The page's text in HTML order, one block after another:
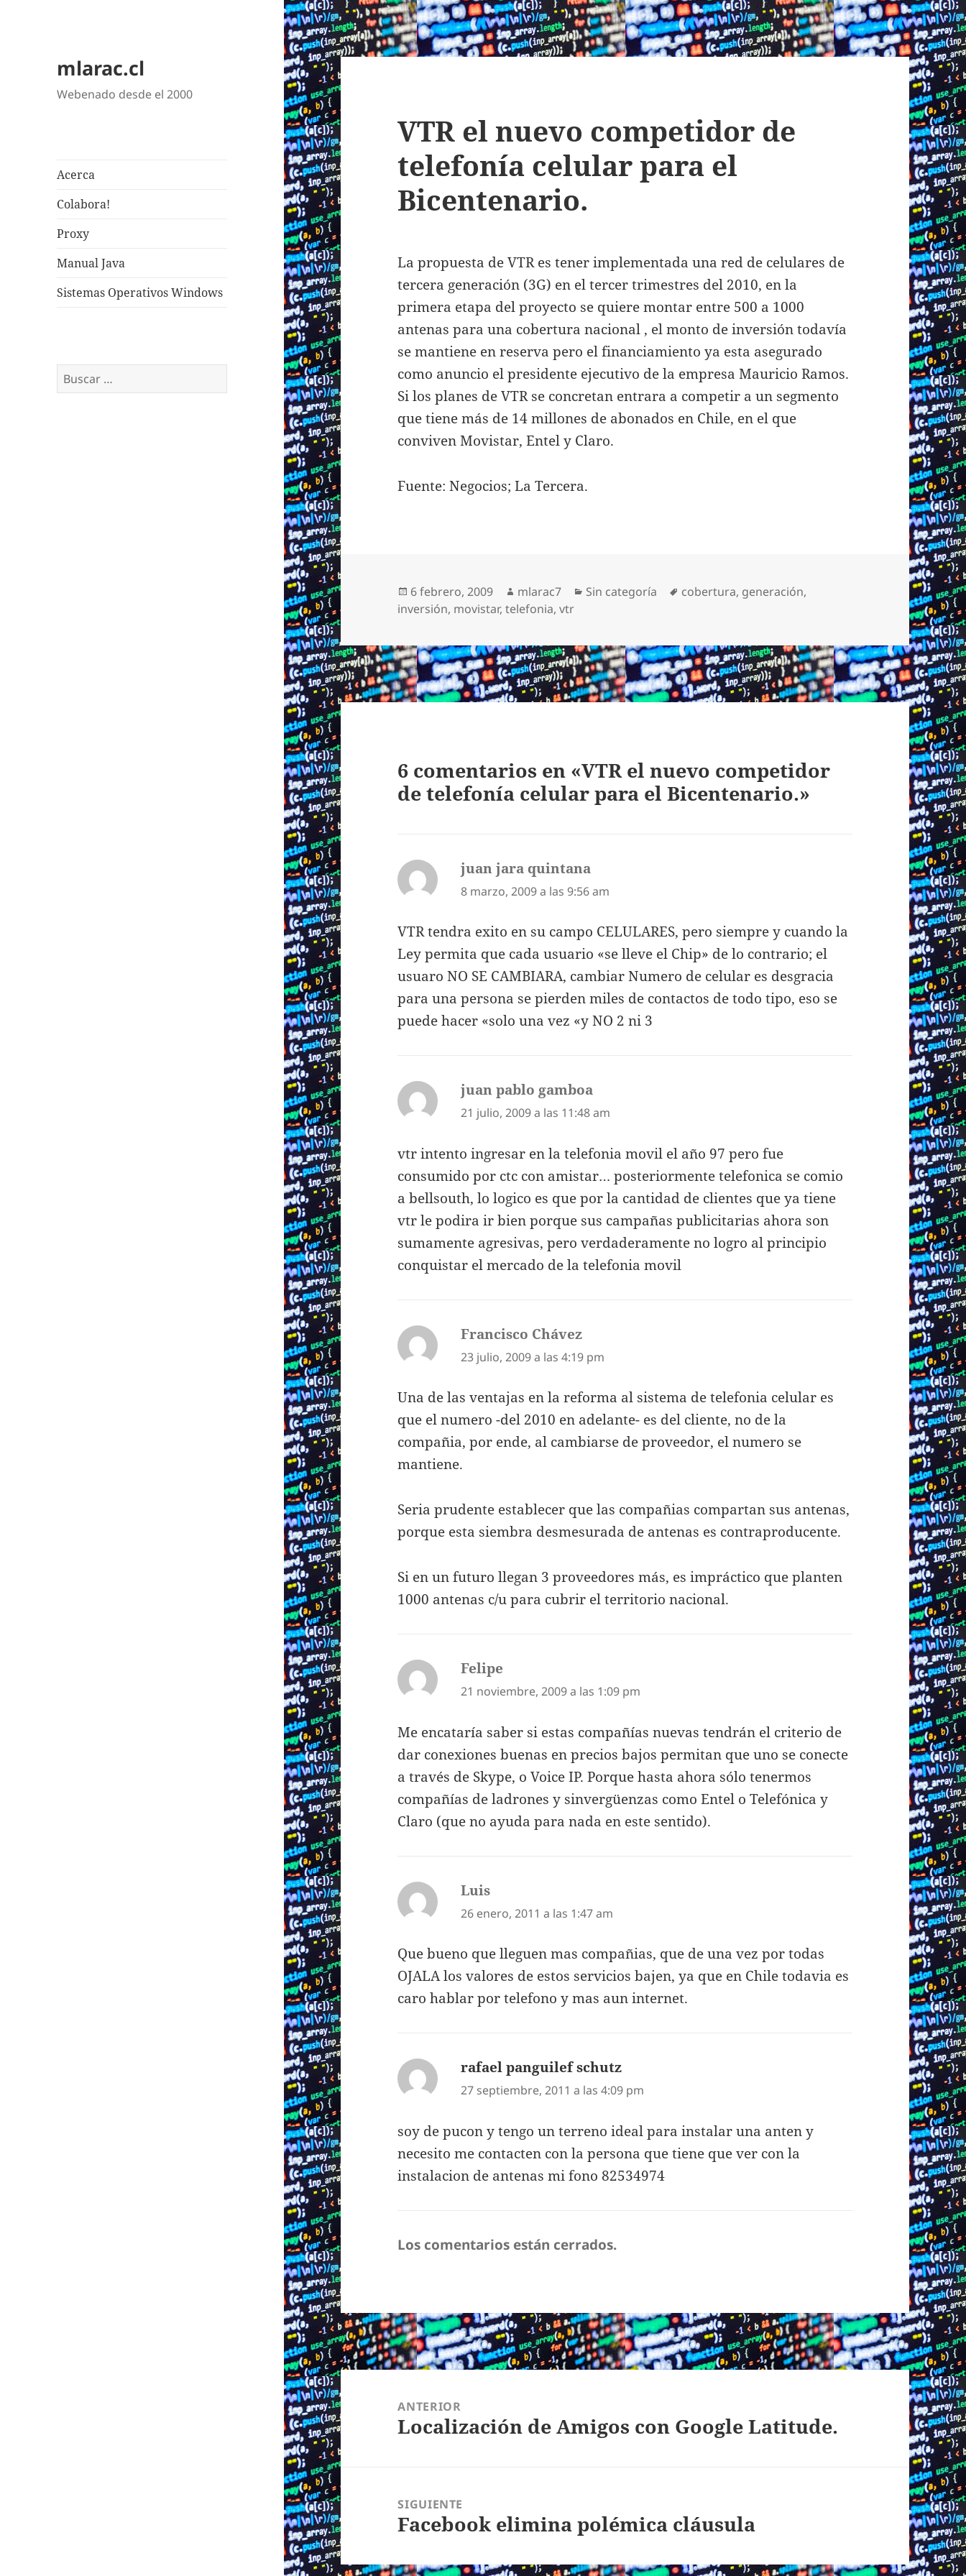
mlarac.cl
Webenado desde el 2000
Acerca
Colabora!
Proxy
Manual Java
Sistemas Operativos Windows
Buscar:
VTR el nuevo competidor de
telefonía celular para el
Bicentenario.
La propuesta de VTR es tener implementada una red de celulares de
tercera generación (3G) en el tercer trimestres del 2010, en la
primera etapa del proyecto se quiere montar entre 500 a 1000
antenas para una cobertura nacional , el monto de inversión todavía
se mantiene en reserva pero el financiamiento ya esta asegurado
como anuncio el presidente ejecutivo de la empresa Mauricio Ramos.
Si los planes de VTR se concretan entrara a competir a un segmento
que tiene más de 14 millones de abonados en Chile, en el que
conviven Movistar, Entel y Claro.
Fuente: Negocios; La Tercera.
Publicado
el
6 febrero, 2009 Autor
mlarac7 Categorías
Sin categoría Etiquetas
cobertura, generación,
inversión, movistar,telefonia,vtr
6 comentarios en «VTR el nuevo competidor
de telefonía celular para el Bicentenario.»
juan jara quintana
8 marzo, 2009 a las 9:56 am
VTR tendra exito en su campo CELULARES, pero siempre y cuando la
Ley permita que cada usuario «se lleve el Chip» de lo contrario; el
usuaro NO SE CAMBIARA, cambiar Numero de celular es desgracia
para una persona se pierden miles de contactos de todo tipo, eso se
puede hacer «solo una vez «y NO 2 ni 3
juan pablo gamboa
21 julio, 2009 a las 11:48 am
vtr intento ingresar en la telefonia movil el año 97 pero fue
consumido por ctc con amistar… posteriormente telefonica se comio
a bellsouth, lo logico es que por la cantidad de clientes que ya tiene
vtr le podira ir bien porque sus campañas publicitarias ahora son
sumamente agresivas, pero verdaderamente no logro al principio
conquistar el mercado de la telefonia movil
Francisco Chávez
23 julio, 2009 a las 4:19 pm
Una de las ventajas en la reforma al sistema de telefonia celular es
que el numero -del 2010 en adelante- es del cliente, no de la
compañia, por ende, al cambiarse de proveedor, el numero se
mantiene.
Seria prudente establecer que las compañias compartan sus antenas,
porque esta siembra desmesurada de antenas es contraproducente.
Si en un futuro llegan 3 proveedores más, es impráctico que planten
1000 antenas c/u para cubrir el territorio nacional.
Felipe
21 noviembre, 2009 a las 1:09 pm
Me encataría saber si estas compañías nuevas tendrán el criterio de
dar conexiones buenas en precios bajos permitan que uno se conecte
a través de Skype, o Voice IP. Porque hasta ahora sólo tenermos
compañías de ladrones y sinvergüenzas como Entel o Telefónica y
Claro (que no ayuda para nada en este sentido).
Luis
26 enero, 2011 a las 1:47 am
Que bueno que lleguen mas compañias, que de una vez por todas
OJALA los valores de estos servicios bajen, ya que en Chile todavia es
caro hablar por telefono y mas aun internet.
rafael panguilef schutz
27 septiembre, 2011 a las 4:09 pm
soy de pucon y tengo un terreno ideal para instalar una anten y
necesito me contacten con la persona que tiene que ver con la
instalacion de antenas mi fono 82534974
Los comentarios están cerrados.
Navegación
de
entradas
ANTERIOR
Entrada
Localización de Amigos con Google Latitude.
SIGUIENTE
Entrada
Facebook elimina polémica cláusula